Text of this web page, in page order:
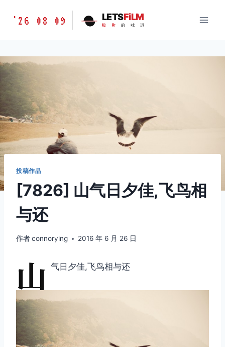
胶
味
道
'26 08 09 LETSFiLM
胶 片 的 味 道
投稿作品
[7826] 山气日夕佳,飞鸟相
与还
作者connorying 2016 年 6 月 26 日
山 气日夕佳,飞鸟相与还